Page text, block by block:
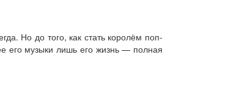
Но до того, как стать королём поп-
его музыки лишь его жизнь — полная